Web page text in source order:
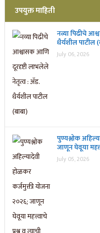
उपयुक्त माहिती
नव्या पिढीचे
धैर्यशील पाटील
July 06, 2026
पुण्यश्लोक
जाणून घेवूया
July 05, 2026